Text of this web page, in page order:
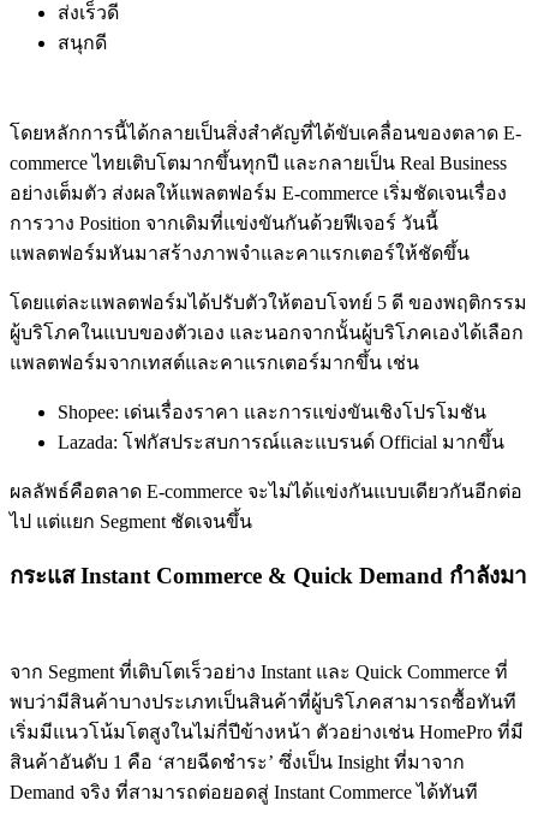
ส่งเร็วดี
สนุกดี
โดยหลักการนี้ได้กลายเป็นสิ่งสำคัญที่ได้ขับเคลื่อนของตลาด E-
commerce ไทยเติบโตมากขึ้นทุกปี และกลายเป็น Real Business
อย่างเต็มตัว ส่งผลให้แพลตฟอร์ม E-commerce เริ่มชัดเจนเรื่อง
การวาง Position จากเดิมที่แข่งขันกันด้วยฟีเจอร์ วันนี้
แพลตฟอร์มหันมาสร้างภาพจำและคาแรกเตอร์ให้ชัดขึ้น
โดยแต่ละแพลตฟอร์มได้ปรับตัวให้ตอบโจทย์ 5 ดี ของพฤติกรรม
ผู้บริโภคในแบบของตัวเอง และนอกจากนั้นผู้บริโภคเองได้เลือก
แพลตฟอร์มจากเทสต์และคาแรกเตอร์มากขึ้น เช่น
Shopee: เด่นเรื่องราคา และการแข่งขันเชิงโปรโมชัน
Lazada: โฟกัสประสบการณ์และแบรนด์ Official มากขึ้น
ผลลัพธ์คือตลาด E-commerce จะไม่ได้แข่งกันแบบเดียวกันอีกต่อ
ไป แต่แยก Segment ชัดเจนขึ้น
กระแส Instant Commerce & Quick Demand กำลังมา
จาก Segment ที่เติบโตเร็วอย่าง Instant และ Quick Commerce ที่
พบว่ามีสินค้าบางประเภทเป็นสินค้าที่ผู้บริโภคสามารถซื้อทันที
เริ่มมีแนวโน้มโตสูงในไม่กี่ปีข้างหน้า ตัวอย่างเช่น HomePro ที่มี
สินค้าอันดับ 1 คือ ‘สายฉีดชำระ’ ซึ่งเป็น Insight ที่มาจาก
Demand จริง ที่สามารถต่อยอดสู่ Instant Commerce ได้ทันที